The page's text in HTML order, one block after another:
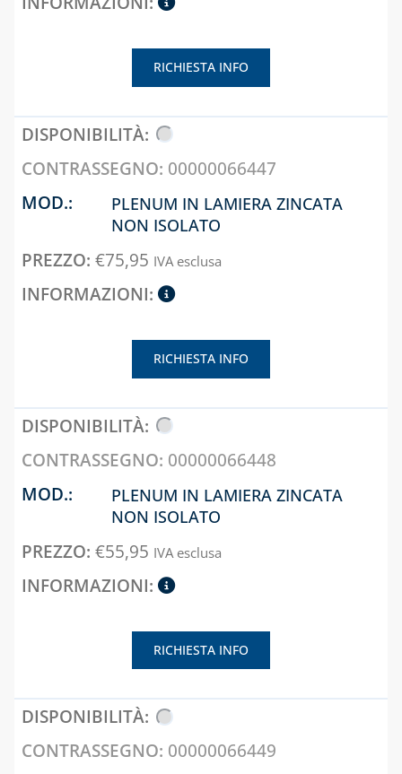
ACQUA
DEFANGATORI
MAGNETICI
DOSATORI DI
FILTRI E
FILTRANTI
KIT FLESSIBILI
ACQUA-GAS
DISINCROSTANTI
E POMPE DI
RIDUTTORI DI
SOLARE TERMICO
VALVOLE DI ZONA
VALVOLE
RITEGNO, FONDO
E SICUREZZA
RICHIESTA INFO
00000066447
PLENUM IN LAMIERA ZINCATA
NON ISOLATO
€75,95 IVA esclusa
RICHIESTA INFO
00000066448
PLENUM IN LAMIERA ZINCATA
NON ISOLATO
€55,95 IVA esclusa
RICHIESTA INFO
00000066449